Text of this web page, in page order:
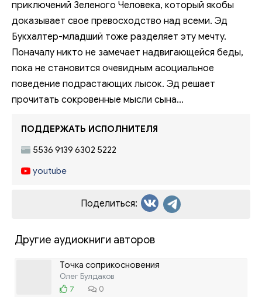
приключений Зеленого Человека, который якобы
доказывает свое превосходство над всеми. Эд
Букхалтер-младший тоже разделяет эту мечту.
Поначалу никто не замечает надвигающейся беды,
пока не становится очевидным асоциальное
поведение подрастающих лысок. Эд решает
прочитать сокровенные мысли сына...
ПОДДЕРЖАТЬ ИСПОЛНИТЕЛЯ
5536 9139 6302 5222
youtube
Поделиться:
Другие аудиокниги авторов
Точка соприкосновения
Олег Булдаков
7
0